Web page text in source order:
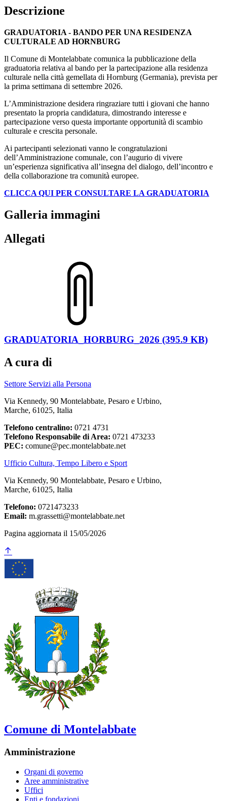
Descrizione
GRADUATORIA - BANDO PER UNA RESIDENZA
CULTURALE AD HORNBURG
Il Comune di Montelabbate comunica la pubblicazione della
graduatoria relativa al bando per la partecipazione alla residenza
culturale nella città gemellata di Hornburg (Germania), prevista per
la prima settimana di settembre 2026.
L’Amministrazione desidera ringraziare tutti i giovani che hanno
presentato la propria candidatura, dimostrando interesse e
partecipazione verso questa importante opportunità di scambio
culturale e crescita personale.
Ai partecipanti selezionati vanno le congratulazioni
dell’Amministrazione comunale, con l’augurio di vivere
un’esperienza significativa all’insegna del dialogo, dell’incontro e
della collaborazione tra comunità europee.
CLICCA QUI PER CONSULTARE LA GRADUATORIA
Galleria immagini
Allegati
GRADUATORIA_HORBURG_2026 (395.9 KB)
A cura di
Settore Servizi alla Persona
Via Kennedy, 90 Montelabbate, Pesaro e Urbino,
Marche, 61025, Italia
Telefono centralino: 0721 4731
Telefono Responsabile di Area: 0721 473233
PEC: comune@pec.montelabbate.net
Ufficio Cultura, Tempo Libero e Sport
Via Kennedy, 90 Montelabbate, Pesaro e Urbino,
Marche, 61025, Italia
Telefono: 0721473233
Email: m.grassetti@montelabbate.net
Pagina aggiornata il 15/05/2026
Comune di Montelabbate
Amministrazione
Organi di governo
Aree amministrative
Uffici
Enti e fondazioni